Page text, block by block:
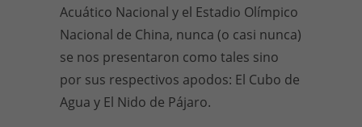
Acuático Nacional y el Estadio Olímpico
Nacional de China, nunca (o casi nunca)
se nos presentaron como tales sino
por sus respectivos apodos: El Cubo de
Agua y El Nido de Pájaro.